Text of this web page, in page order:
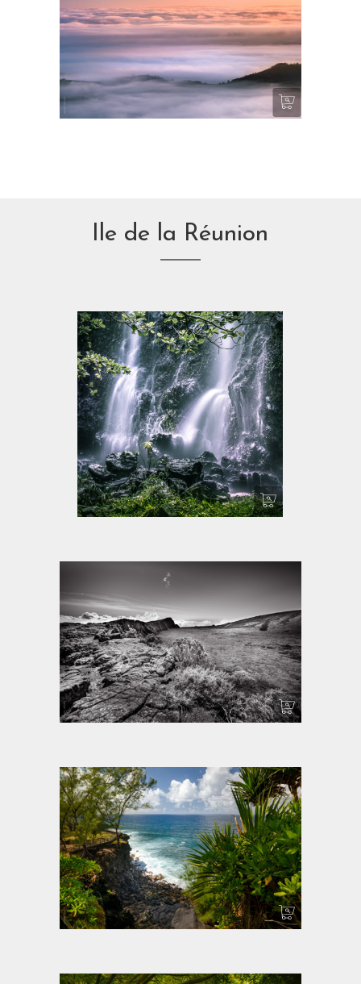
Vagues de silence I
Ile de la Réunion
Anse des Cascades IV
Bellecombe I
Cap Méchant
Copyright ©2026
A propos
Galeries
Formations
Contact
NewsetTutos
Mon compte
Mes commandes
Livraison
Mentions légales
CGV